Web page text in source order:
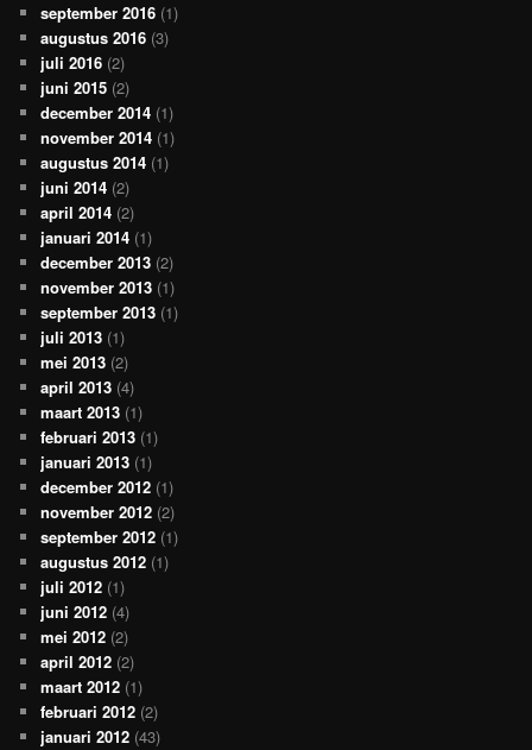
september 2016 (1)
augustus 2016 (3)
juli 2016 (2)
juni 2015 (2)
december 2014 (1)
november 2014 (1)
augustus 2014 (1)
juni 2014 (2)
april 2014 (2)
januari 2014 (1)
december 2013 (2)
november 2013 (1)
september 2013 (1)
juli 2013 (1)
mei 2013 (2)
april 2013 (4)
maart 2013 (1)
februari 2013 (1)
januari 2013 (1)
december 2012 (1)
november 2012 (2)
september 2012 (1)
augustus 2012 (1)
juli 2012 (1)
juni 2012 (4)
mei 2012 (2)
april 2012 (2)
maart 2012 (1)
februari 2012 (2)
januari 2012 (43)